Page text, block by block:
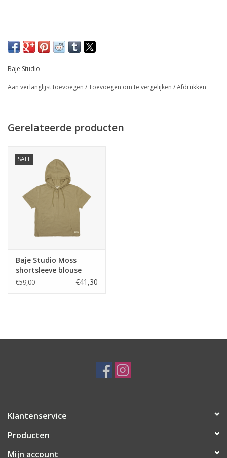
Baje Studio
Aan verlanglijst toevoegen /Toevoegen om te vergelijken /Afdrukken
Gerelateerde producten
SALE
Baje Studio Moss
shortsleeve blouse
taupe
€59,00 €41,30
Klantenservice
Producten
Mijn account